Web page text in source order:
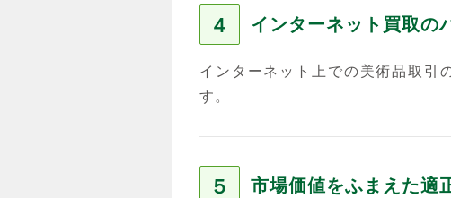
４ インターネット買取の
インターネット上での美術品取引
す。
５ 市場価値をふまえた適